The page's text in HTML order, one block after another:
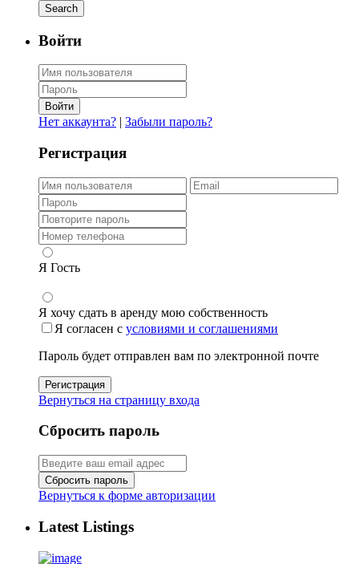
Войти
Войти
Нет аккаунта? | Забыли пароль?
Регистрация
Я Гость
Я хочу сдать в аренду мою собственность
Я согласен с условиями и соглашениями
Пароль будет отправлен вам по электронной почте
Регистрация
Вернуться на страницу входа
Сбросить пароль
Сбросить пароль
Вернуться к форме авторизации
Latest Listings